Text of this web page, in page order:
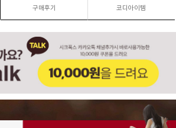
구매후기 코디아이템